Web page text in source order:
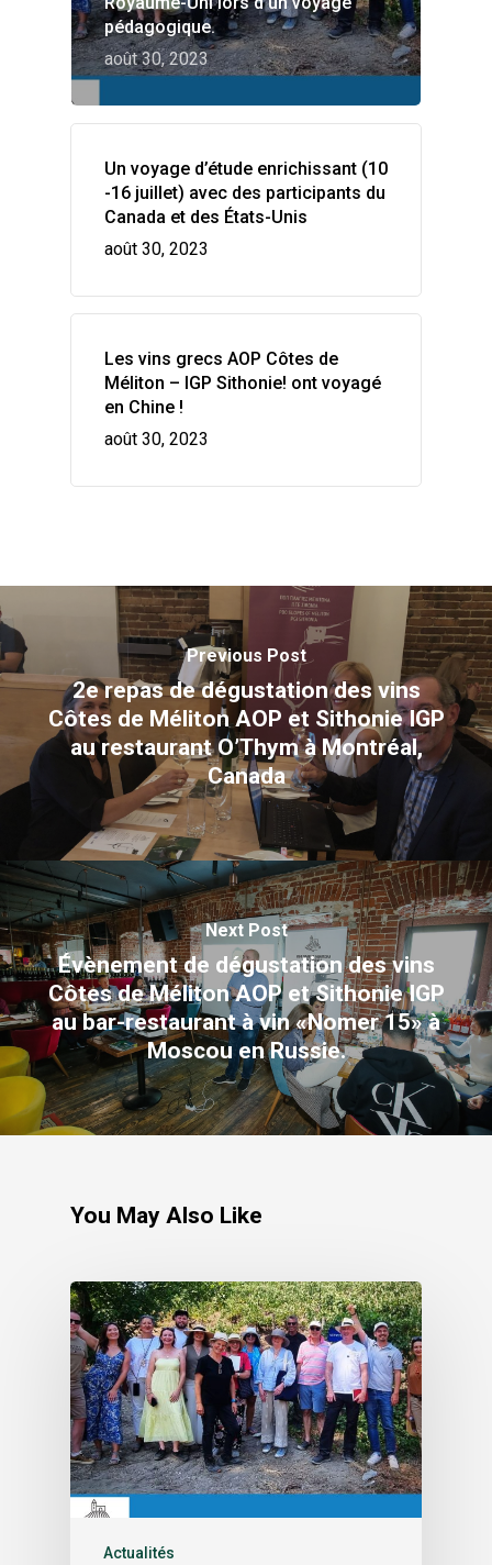
pédagogique.
août 30, 2023
Un voyage d’étude enrichissant (10
-16 juillet) avec des participants du
Canada et des États-Unis
août 30, 2023
Les vins grecs AOP Côtes de
Méliton – IGP Sithonie! ont voyagé
en Chine !
août 30, 2023
Previous Post
2e repas de dégustation des vins
Côtes de Méliton AOP et Sithonie IGP
au restaurant O’Thym à Montréal,
Canada
Next Post
Évènement de dégustation des vins
Côtes de Méliton AOP et Sithonie IGP
au bar-restaurant à vin «Nomer 15» à
Moscou en Russie.
You May Also Like
Actualités
Wow look at this!
This is an optional, highly
customizable off canvas
About Salient
The Castle
Unit 345
E:hello@themenectar.com